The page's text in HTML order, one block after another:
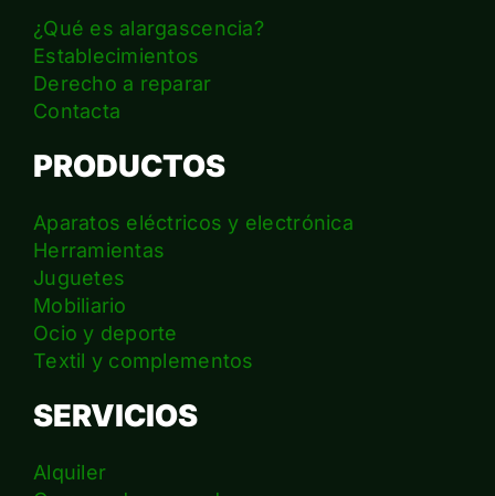
¿Qué es alargascencia?
Establecimientos
Derecho a reparar
Contacta
PRODUCTOS
Aparatos eléctricos y electrónica
Herramientas
Juguetes
Mobiliario
Ocio y deporte
Textil y complementos
SERVICIOS
Alquiler